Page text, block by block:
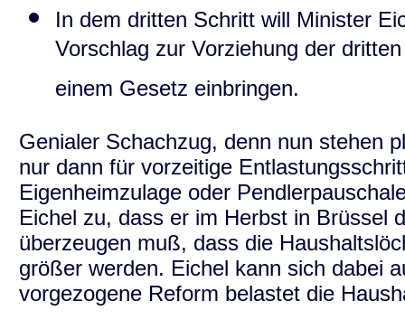
In dem dritten Schritt will Minister
Vorschlag zur Vorziehung der
einem Gesetz einbringen.
Genialer Schachzug, denn nun stehen
nur dann für vorzeitige
Eigenheimzulage oder
Eichel zu, dass er im Herbst in Brüssel
überzeugen muß, dass die
größer werden. Eichel kann sich dabei
vorgezogene Reform belastet die